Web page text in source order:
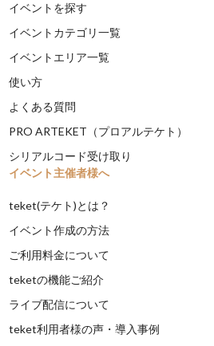
イベントを探す
イベントカテゴリ一覧
イベントエリア一覧
使い方
よくある質問
PRO ARTEKET（プロアルテケト）
シリアルコード受け取り
イベント主催者様へ
teket(テケト)とは？
イベント作成の方法
ご利用料金について
teketの機能ご紹介
ライブ配信について
teket利用者様の声・導入事例